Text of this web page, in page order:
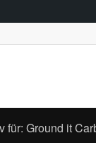
für: Ground it